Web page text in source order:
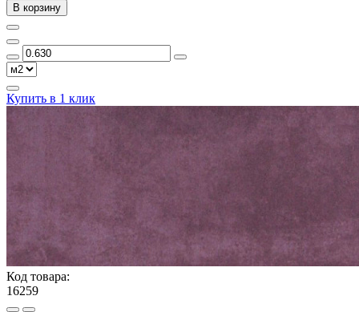
В корзину
Купить в 1 клик
Код товара:
16259